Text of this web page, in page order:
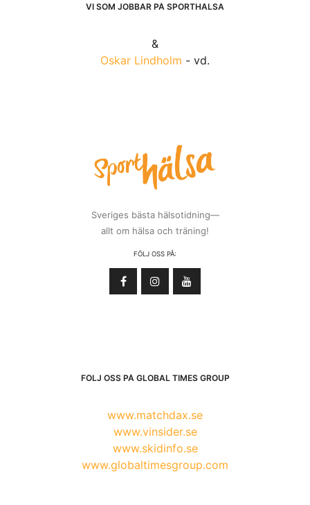
VI SOM JOBBAR PÅ SPORTHÄLSA
&
Oskar Lindholm - vd.
Sveriges bästa hälsotidning—
allt om hälsa och träning!
FÖLJ OSS PÅ:
FÖLJ OSS PÅ GLOBAL TIMES GROUP
www.matchdax.se
www.vinsider.se
www.skidinfo.se
www.globaltimesgroup.com